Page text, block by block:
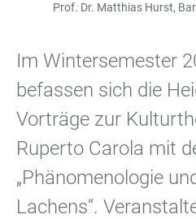
Prof. Dr. Matthias Hurst,
Im Wintersemester
befassen sich die
Vorträge zur
Ruperto Carola mit
„Phänomenologie
Lachens“.